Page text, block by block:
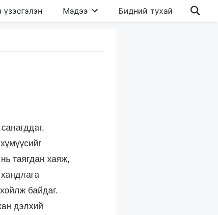
үзэсгэлэн Мэдээ Бидний тухай
таягдан хаяж,
байдаг.
дэлхий